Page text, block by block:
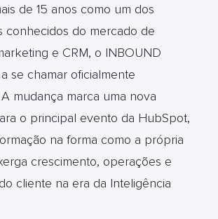
de 15 anos como um dos
conhecidos do mercado de
e CRM, o INBOUND
se chamar oficialmente
A mudança marca uma nova
o principal evento da HubSpot,
na forma como a própria
crescimento, operações e
cliente na era da Inteligência